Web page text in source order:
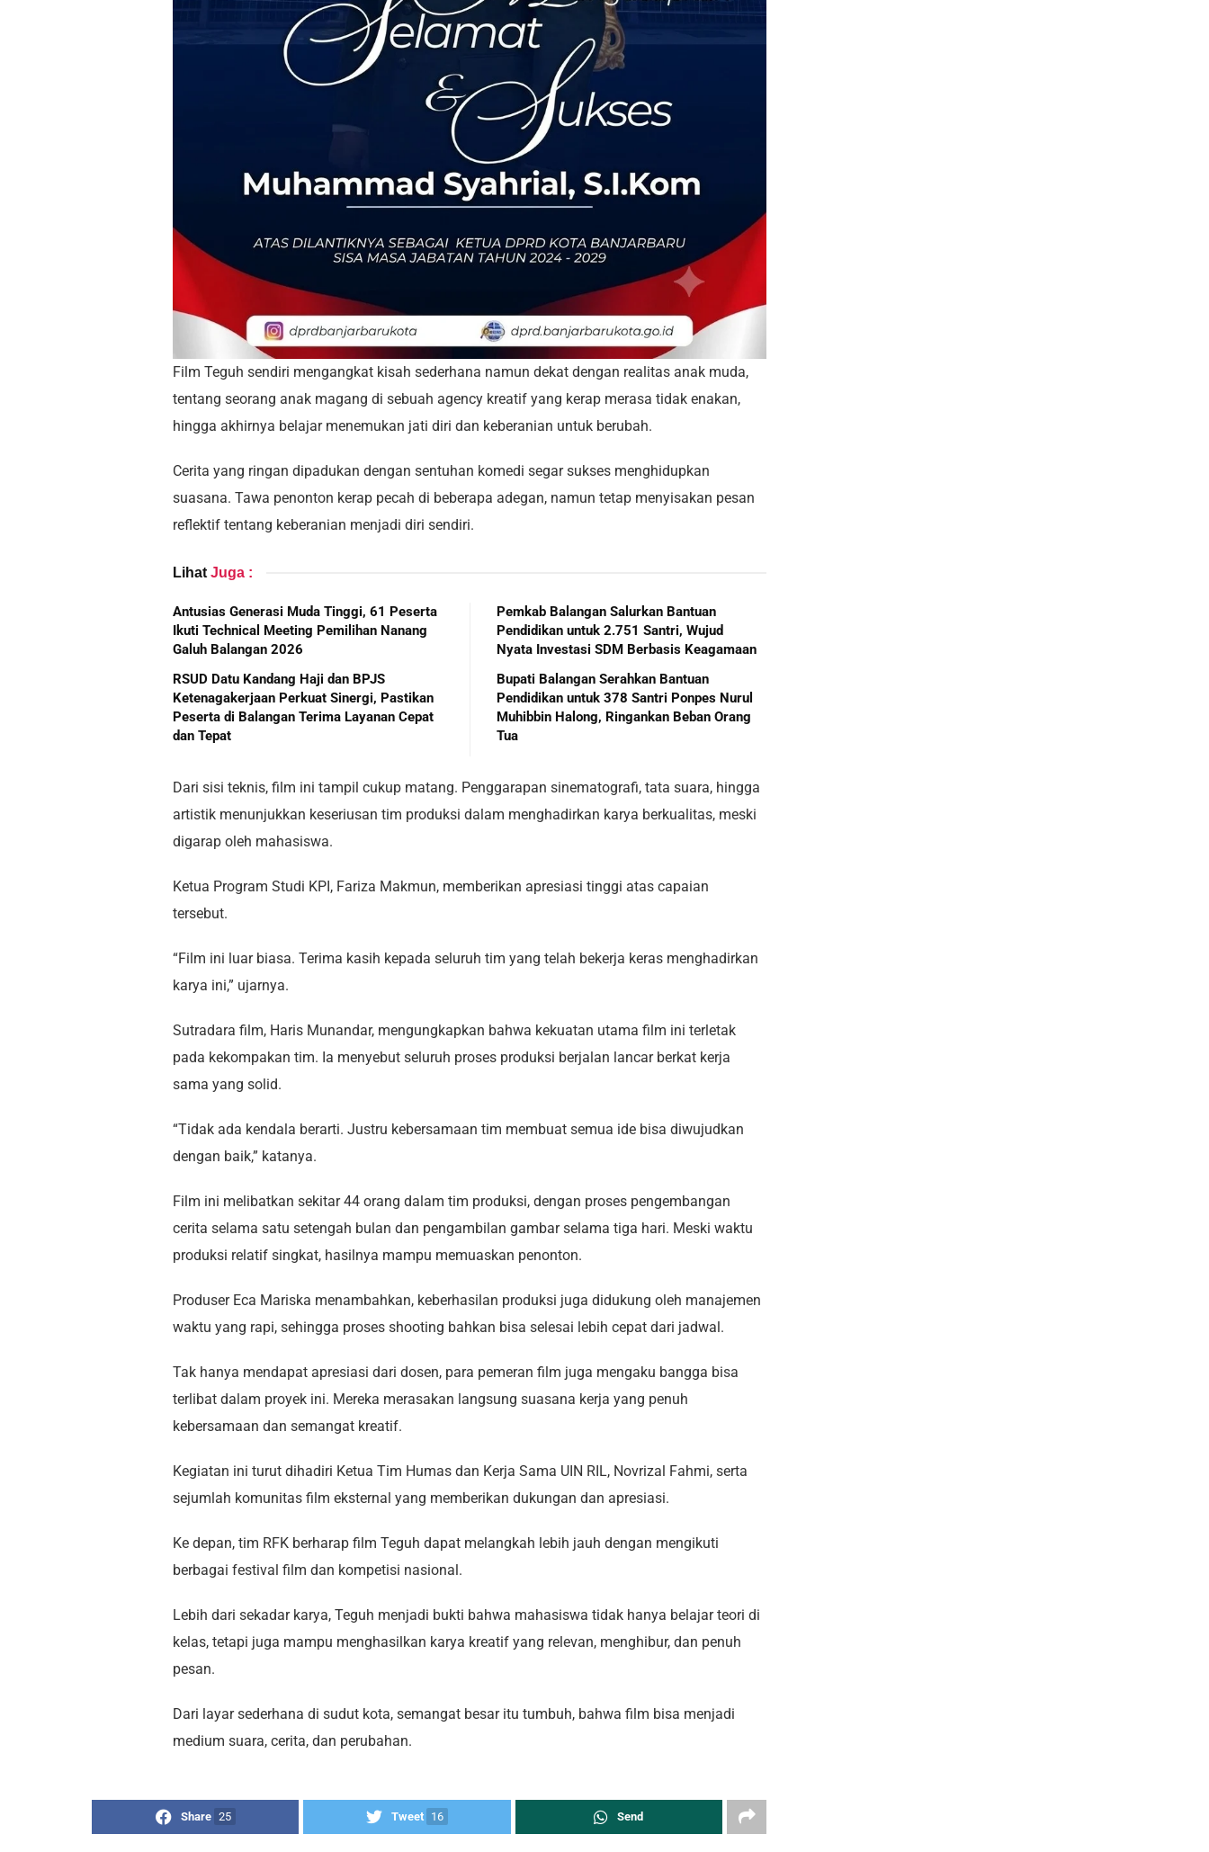
Film Teguh sendiri mengangkat kisah sederhana namun dekat dengan realitas anak muda,
tentang seorang anak magang di sebuah agency kreatif yang kerap merasa tidak enakan,
hingga akhirnya belajar menemukan jati diri dan keberanian untuk berubah.
Cerita yang ringan dipadukan dengan sentuhan komedi segar sukses menghidupkan
suasana. Tawa penonton kerap pecah di beberapa adegan, namun tetap menyisakan pesan
reflektif tentang keberanian menjadi diri sendiri.
Lihat Juga :
Antusias Generasi Muda Tinggi, 61 Peserta
Ikuti Technical Meeting Pemilihan Nanang
Galuh Balangan 2026
RSUD Datu Kandang Haji dan BPJS
Ketenagakerjaan Perkuat Sinergi, Pastikan
Peserta di Balangan Terima Layanan Cepat
dan Tepat
Pemkab Balangan Salurkan Bantuan
Pendidikan untuk 2.751 Santri, Wujud
Nyata Investasi SDM Berbasis Keagamaan
Bupati Balangan Serahkan Bantuan
Pendidikan untuk 378 Santri Ponpes Nurul
Muhibbin Halong, Ringankan Beban Orang
Tua
Dari sisi teknis, film ini tampil cukup matang. Penggarapan sinematografi, tata suara, hingga
artistik menunjukkan keseriusan tim produksi dalam menghadirkan karya berkualitas, meski
digarap oleh mahasiswa.
Ketua Program Studi KPI, Fariza Makmun, memberikan apresiasi tinggi atas capaian
tersebut.
“Film ini luar biasa. Terima kasih kepada seluruh tim yang telah bekerja keras menghadirkan
karya ini,” ujarnya.
Sutradara film, Haris Munandar, mengungkapkan bahwa kekuatan utama film ini terletak
pada kekompakan tim. Ia menyebut seluruh proses produksi berjalan lancar berkat kerja
sama yang solid.
“Tidak ada kendala berarti. Justru kebersamaan tim membuat semua ide bisa diwujudkan
dengan baik,” katanya.
Film ini melibatkan sekitar 44 orang dalam tim produksi, dengan proses pengembangan
cerita selama satu setengah bulan dan pengambilan gambar selama tiga hari. Meski waktu
produksi relatif singkat, hasilnya mampu memuaskan penonton.
Produser Eca Mariska menambahkan, keberhasilan produksi juga didukung oleh manajemen
waktu yang rapi, sehingga proses shooting bahkan bisa selesai lebih cepat dari jadwal.
Tak hanya mendapat apresiasi dari dosen, para pemeran film juga mengaku bangga bisa
terlibat dalam proyek ini. Mereka merasakan langsung suasana kerja yang penuh
kebersamaan dan semangat kreatif.
Kegiatan ini turut dihadiri Ketua Tim Humas dan Kerja Sama UIN RIL, Novrizal Fahmi, serta
sejumlah komunitas film eksternal yang memberikan dukungan dan apresiasi.
Ke depan, tim RFK berharap film Teguh dapat melangkah lebih jauh dengan mengikuti
berbagai festival film dan kompetisi nasional.
Lebih dari sekadar karya, Teguh menjadi bukti bahwa mahasiswa tidak hanya belajar teori di
kelas, tetapi juga mampu menghasilkan karya kreatif yang relevan, menghibur, dan penuh
pesan.
Dari layar sederhana di sudut kota, semangat besar itu tumbuh, bahwa film bisa menjadi
medium suara, cerita, dan perubahan.
Share 25 Tweet 16 Send